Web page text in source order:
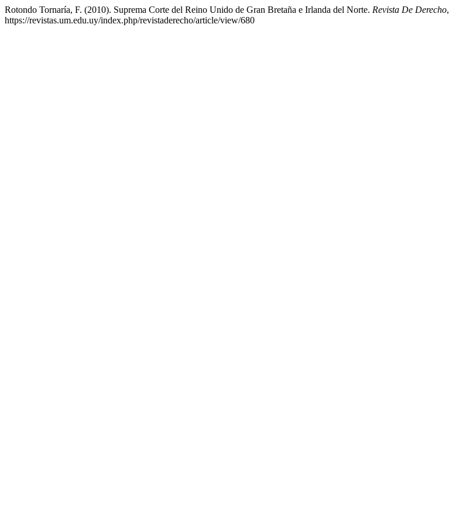
Rotondo Tornaría, F. (2010). Suprema Corte del Reino Unido de Gran Bretaña e Irlanda del Norte. Revista De Derecho,
https://revistas.um.edu.uy/index.php/revistaderecho/article/view/680